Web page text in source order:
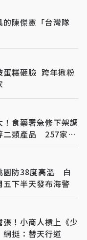
陳傑憲「台灣隊
蛋糕砸臉 跨年揪粉
食藥署急修下架調
二類產品 257家業
露資訊
園防38度高溫 白
下半天發布海警
！小商人槓上《少
挺：替天行道